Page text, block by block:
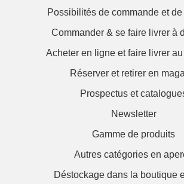
Possibilités de commande et
Commander & se faire livrer à
Acheter en ligne et faire livrer
Réserver et retirer en
Prospectus et
Newsletter
Gamme de produits
Autres catégories en
Déstockage dans la boutique